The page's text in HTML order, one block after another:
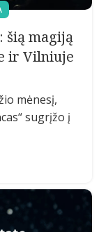
šią magiją
ir Vilniuje
mėnesį,
sugrįžo į